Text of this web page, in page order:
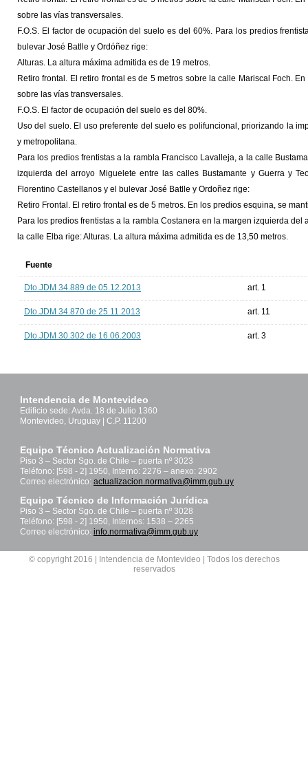
sobre las vías transversales.
F.O.S. El factor de ocupación del suelo es del 60%. Para los predios
bulevar José Batlle y Ordóñez rige:
Alturas. La altura máxima admitida es de 19 metros.
Retiro frontal. El retiro frontal es de 5 metros sobre la calle Mariscal Foch.
sobre las vías transversales.
F.O.S. El factor de ocupación del suelo es del 80%.
Uso del suelo. El uso preferente del suelo es polifuncional, priorizando la
y metropolitana.
Para los predios frentistas a la rambla Francisco Lavalleja, a la calle
izquierda del arroyo Miguelete entre las calles Bustamante y Guerra y
Florentino Castellanos y el bulevar José Batlle y Ordoñez rige:
Retiro Frontal. El retiro frontal es de 5 metros. En los predios esquina, se
Para los predios frentistas a la rambla Costanera en la margen izquierda
la calle Elba rige: Alturas. La altura máxima admitida es de 13,50 metros.
Fuente
Dto.JDM 34.889 de 05.12.2013 art. 1
Dto.JDM 34.870 de 25.11.2013 art. 11
Dto.JDM 30.302 de 16.06.2003 art. 3
Intendencia de Montevideo
Edificio sede: Avda. 18 de Julio 1360
Montevideo, Uruguay | C.P. 11200
Equipo Técnico Actualización Normativa
Piso 3 – Sector Sgo. de Chile – puerta nº 3023
Teléfono: [598 - 2] 1950, Interno: 2276 – anexo: 2902
Correo electrónico: actualizacion.normativa@imm.gub.uy
Equipo Técnico de Información Jurídica
Piso 3 – Sector Sgo. de Chile – puerta nº 3028
Teléfono: [598 - 2] 1950, Internos: 1538 – 2265
Correo electrónico: info.normativa@imm.gub.uy
© copyright 2016 | Intendencia de Montevideo | Todos los derechos
reservados